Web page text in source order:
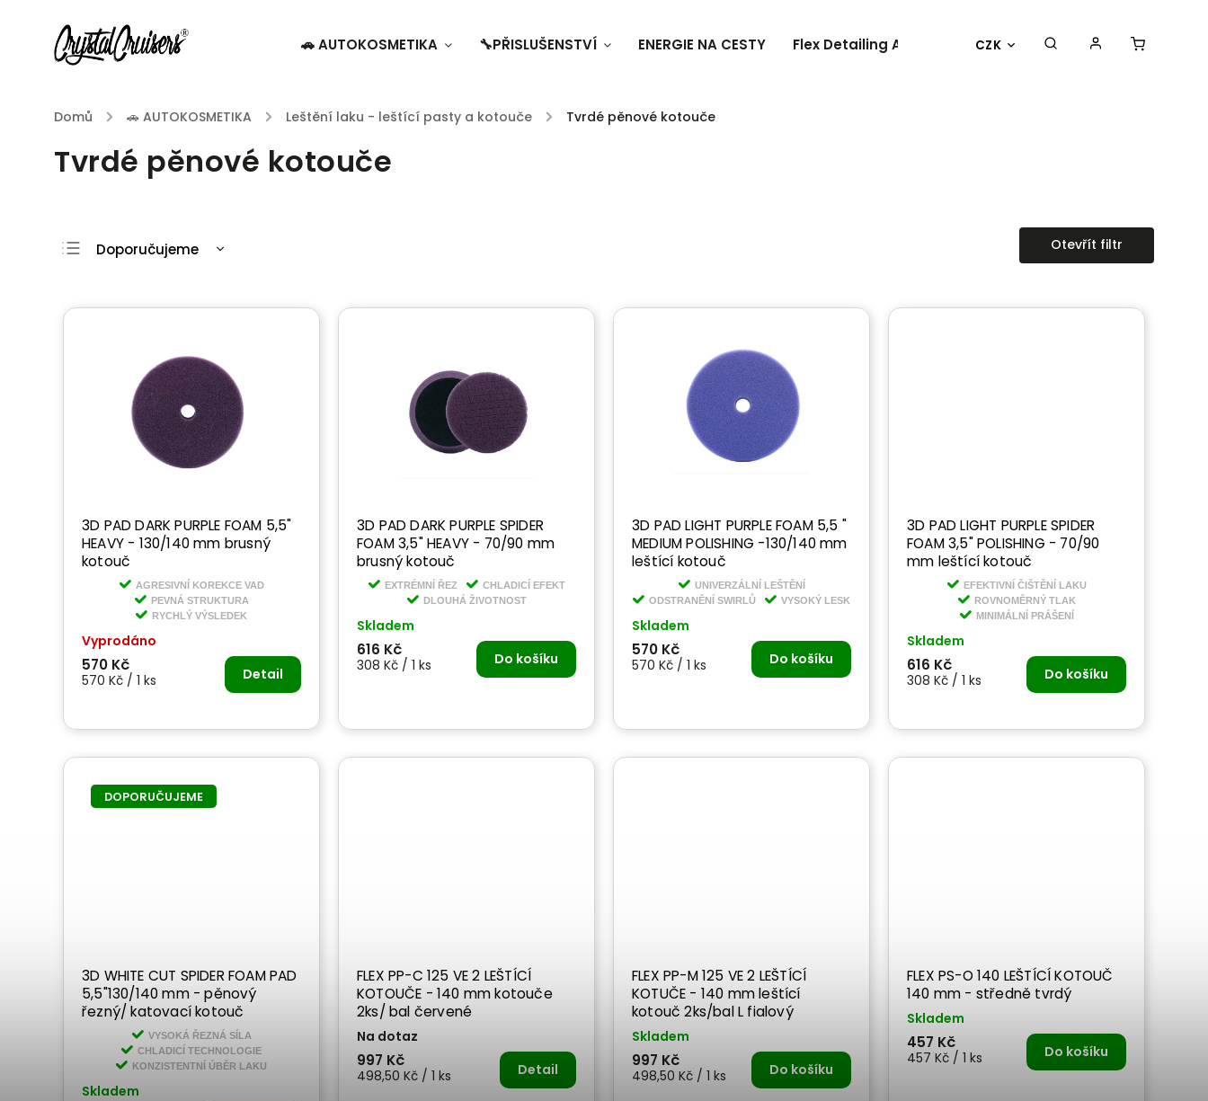
CZK
🚗 AUTOKOSMETIKA 🔧PŘISLUŠENSTVÍ ENERGIE NA CESTY Flex Detailing Academy 2025 BESTSELLER OBLEČENÍ
Domů / 🚗 AUTOKOSMETIKA / Leštění laku - leštící pasty a kotouče / Tvrdé pěnové kotouče
Tvrdé pěnové kotouče
Doporučujeme
Nejdražší
Abecedně
Otevřít filtr
3D PAD DARK PURPLE FOAM 5,5"
HEAVY - 130/140 mm brusný
kotouč
AGRESIVNÍ KOREKCE VAD
PEVNÁ STRUKTURA
RYCHLÝ VÝSLEDEK
Vyprodáno
570 Kč
570 Kč / 1 ks Detail
3D PAD DARK PURPLE SPIDER
FOAM 3,5" HEAVY - 70/90 mm
brusný kotouč
EXTRÉMNÍ ŘEZ
CHLADICÍ EFEKT
DLOUHÁ ŽIVOTNOST
Skladem
616 Kč
308 Kč / 1 ks Do košíku
3D PAD LIGHT PURPLE FOAM 5,5 "
MEDIUM POLISHING -130/140 mm
leštící kotouč
UNIVERZÁLNÍ LEŠTĚNÍ
ODSTRANĚNÍ SWIRLŮ
VYSOKÝ LESK
Skladem
570 Kč
570 Kč / 1 ks Do košíku
3D PAD LIGHT PURPLE SPIDER
FOAM 3,5" POLISHING - 70/90
mm leštící kotouč
EFEKTIVNÍ ČIŠTĚNÍ LAKU
ROVNOMĚRNÝ TLAK
MINIMÁLNÍ PRÁŠENÍ
Skladem
616 Kč
308 Kč / 1 ks Do košíku
DOPORUČUJEME
3D WHITE CUT SPIDER FOAM PAD
5,5"130/140 mm - pěnový
řezný/ katovací kotouč
VYSOKÁ ŘEZNÁ SÍLA
CHLADICÍ TECHNOLOGIE
KONZISTENTNÍ ÚBĚR LAKU
Skladem
FLEX PP-C 125 VE 2 LEŠTÍCÍ
KOTOUČE - 140 mm kotouče
2ks/ bal červené
Na dotaz
997 Kč
498,50 Kč / 1 ks Detail
FLEX PP-M 125 VE 2 LEŠTÍCÍ
KOTUČE - 140 mm leštící
kotouč 2ks/bal L fialový
Skladem
997 Kč
498,50 Kč / 1 ks Do košíku
FLEX PS-O 140 LEŠTÍCÍ KOTOUČ
140 mm - středně tvrdý
Skladem
457 Kč
457 Kč / 1 ks Do košíku